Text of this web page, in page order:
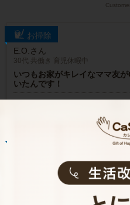
お掃除
E.O.さん
30代 共働き 育児休暇中
いつもお家がキレイなママ友
いたんです！
30代 共働き 子育て中
普段できない時間を過ごすこ
とても充実しました。